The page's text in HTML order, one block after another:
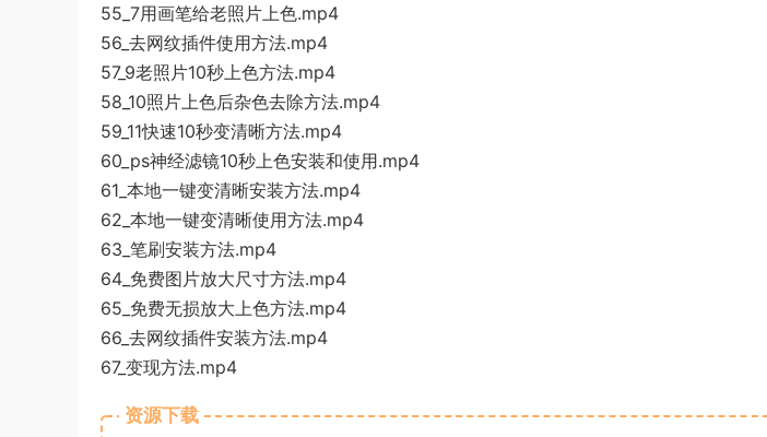
55_7用画笔给老照片上色.mp4
56_去网纹插件使用方法.mp4
57_9老照片10秒上色方法.mp4
58_10照片上色后杂色去除方法.mp4
59_11快速10秒变清晰方法.mp4
60_ps神经滤镜10秒上色安装和使用.mp4
61_本地一键变清晰安装方法.mp4
62_本地一键变清晰使用方法.mp4
63_笔刷安装方法.mp4
64_免费图片放大尺寸方法.mp4
65_免费无损放大上色方法.mp4
66_去网纹插件安装方法.mp4
67_变现方法.mp4
资源下载